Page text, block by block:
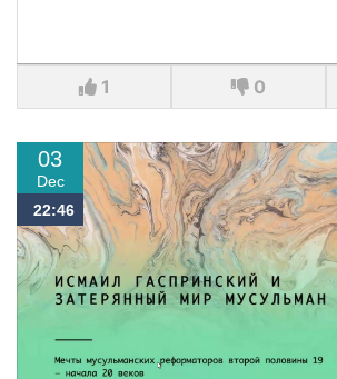
1 0
03
Dec
22:46